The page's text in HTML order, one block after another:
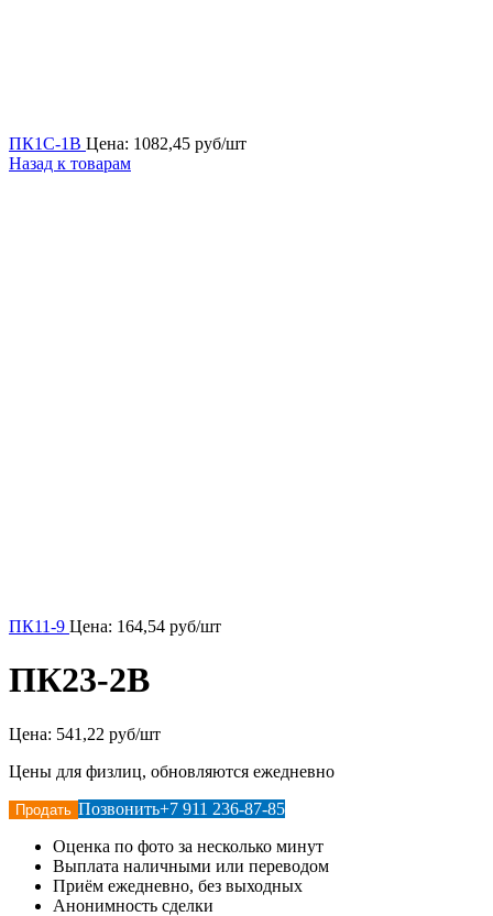
ПК1С-1В Цена: 1082,45 руб/шт
Назад к товарам
ПК11-9 Цена: 164,54 руб/шт
ПК23-2В
Цена: 541,22 руб/шт
Цены для физлиц, обновляются ежедневно
Продать Позвонить+7 911 236-87-85
Оценка по фото за несколько минут
Выплата наличными или переводом
Приём ежедневно, без выходных
Анонимность сделки